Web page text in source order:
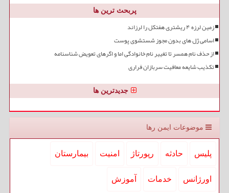
پربحث ترین ها
زمین لرزه ۴ ریشتری هفتکل را لرزاند
اسامی ژل های بدون مجوز شستشوی پوست
از حذف نام همسر تا تغییر نام خانوادگی اما و اگرهای تعویض شناسنامه
تکذیب شایعه معافیت سربازان فراری
جدیدترین ها
موضوعات ایمن رها
پلیس حادثه رپورتاژ امنیت بیمارستان
اورژانس خدمات آموزش